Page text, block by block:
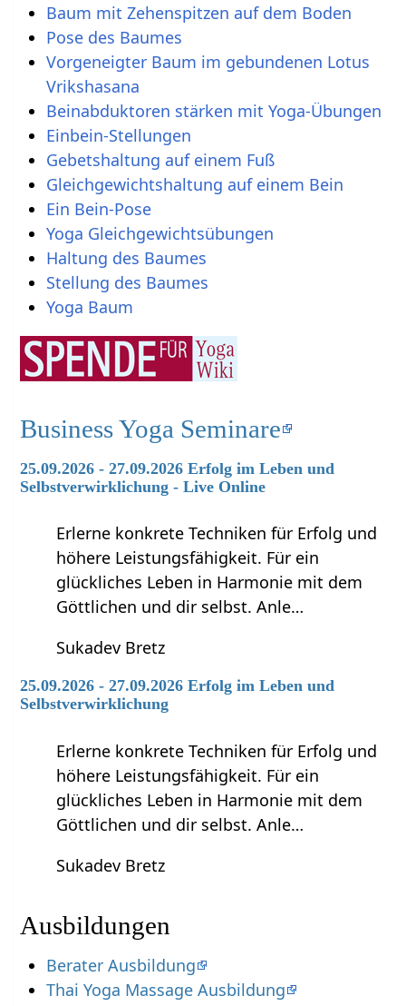
Baum mit Zehenspitzen auf dem Boden
Pose des Baumes
Vorgeneigter Baum im gebundenen Lotus
Vrikshasana
Beinabduktoren stärken mit Yoga-Übungen
Einbein-Stellungen
Gebetshaltung auf einem Fuß
Gleichgewichtshaltung auf einem Bein
Ein Bein-Pose
Yoga Gleichgewichtsübungen
Haltung des Baumes
Stellung des Baumes
Yoga Baum
Business Yoga Seminare
25.09.2026 - 27.09.2026 Erfolg im Leben und
Selbstverwirklichung - Live Online
Erlerne konkrete Techniken für Erfolg und
höhere Leistungsfähigkeit. Für ein
glückliches Leben in Harmonie mit dem
Göttlichen und dir selbst. Anle…
Sukadev Bretz
25.09.2026 - 27.09.2026 Erfolg im Leben und
Selbstverwirklichung
Erlerne konkrete Techniken für Erfolg und
höhere Leistungsfähigkeit. Für ein
glückliches Leben in Harmonie mit dem
Göttlichen und dir selbst. Anle…
Sukadev Bretz
Ausbildungen
Berater Ausbildung
Thai Yoga Massage Ausbildung